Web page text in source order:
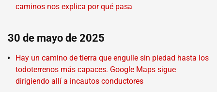
caminos nos explica por qué pasa
30 de mayo de 2025
Hay un camino de tierra que engulle sin piedad hasta los
todoterrenos más capaces. Google Maps sigue
dirigiendo allí a incautos conductores